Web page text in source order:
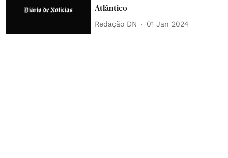
Atlântico
Redação DN 01 Jan 2024